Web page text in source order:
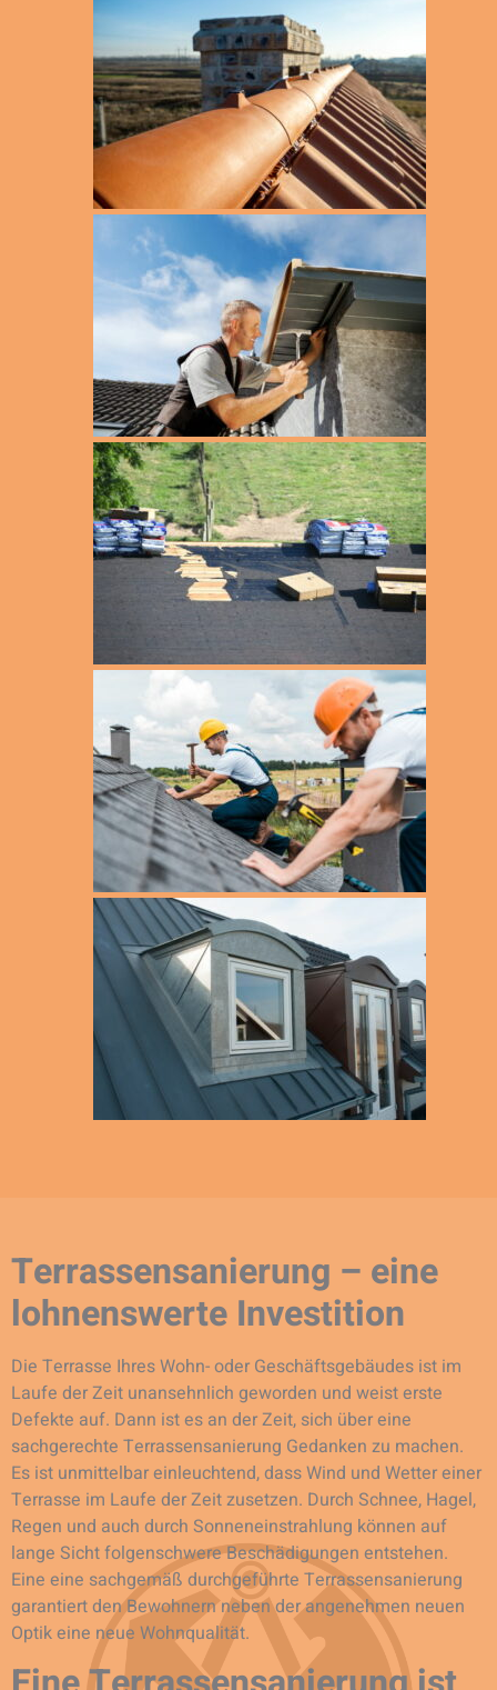
Terrassensanierung – eine
lohnenswerte Investition
Die Terrasse Ihres Wohn- oder Geschäftsgebäudes ist im
Laufe der Zeit unansehnlich geworden und weist erste
Defekte auf. Dann ist es an der Zeit, sich über eine
sachgerechte Terrassensanierung Gedanken zu machen.
Es ist unmittelbar einleuchtend, dass Wind und Wetter einer
Terrasse im Laufe der Zeit zusetzen. Durch Schnee, Hagel,
Regen und auch durch Sonneneinstrahlung können auf
lange Sicht folgenschwere Beschädigungen entstehen.
Eine eine sachgemäß durchgeführte Terrassensanierung
garantiert den Bewohnern neben der angenehmen neuen
Optik eine neue Wohnqualität.